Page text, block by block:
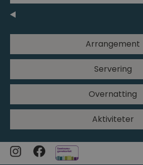
Arrangement
Servering
Overnatting
Aktiviteter